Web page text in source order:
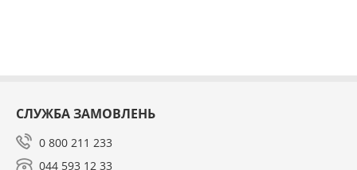
СЛУЖБА ЗАМОВЛЕНЬ
0 800 211 233
044 593 12 33